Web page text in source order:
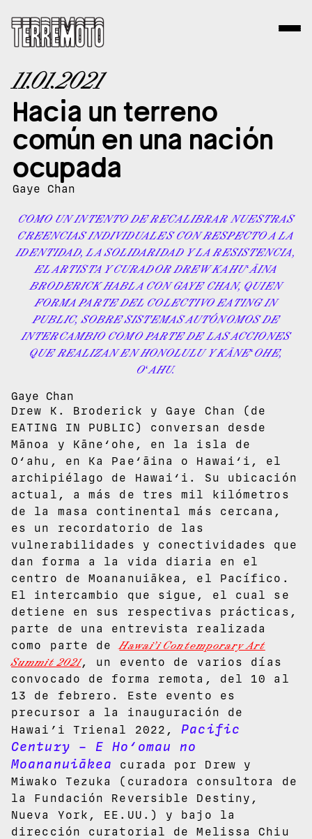
11.01.2021
Hacia un terreno
común en una nación
ocupada
Gaye Chan
COMO UN INTENTO DE RECALIBRAR NUESTRAS
CREENCIAS INDIVIDUALES CON RESPECTO A LA
IDENTIDAD, LA SOLIDARIDAD Y LA RESISTENCIA,
EL ARTISTA Y CURADOR DREW KAHUʻĀINA
BRODERICK HABLA CON GAYE CHAN, QUIEN
FORMA PARTE DEL COLECTIVO EATING IN
PUBLIC, SOBRE SISTEMAS AUTÓNOMOS DE
INTERCAMBIO COMO PARTE DE LAS ACCIONES
QUE REALIZAN EN HONOLULU Y KĀNEʻOHE,
OʻAHU.
Gaye Chan
Drew K. Broderick y Gaye Chan (de
EATING IN PUBLIC) conversan desde
Mānoa y Kāneʻohe, en la isla de
Oʻahu, en Ka Paeʻāina o Hawaiʻi, el
archipiélago de Hawaiʻi. Su ubicación
actual, a más de tres mil kilómetros
de la masa continental más cercana,
es un recordatorio de las
vulnerabilidades y conectividades que
dan forma a la vida diaria en el
centro de Moananuiākea, el Pacífico.
El intercambio que sigue, el cual se
detiene en sus respectivas prácticas,
parte de una entrevista realizada
como parte deHawai’i Contemporary Art
Summit 2021, un evento de varios días
convocado de forma remota, del 10 al
13 de febrero. Este evento es
precursor a la inauguración de
Hawai’i Trienal 2022,Pacific
Century – E Hoʻomau no
Moananuiākea
curada por Drew y
Miwako Tezuka (curadora consultora de
la Fundación Reversible Destiny,
Nueva York, EE.UU.) y bajo la
dirección curatorial de Melissa Chiu